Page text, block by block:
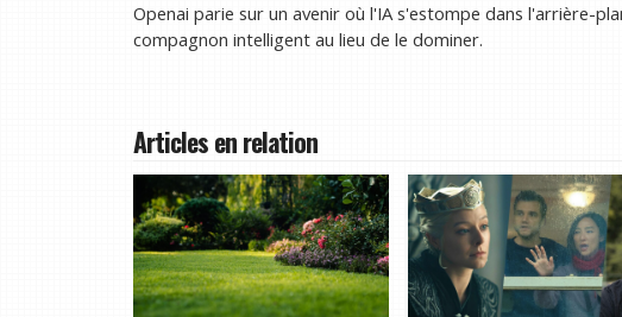
Openai parie sur un avenir où l'IA s'estompe dans l'arrière-
compagnon intelligent au lieu de le dominer.
Articles en relation